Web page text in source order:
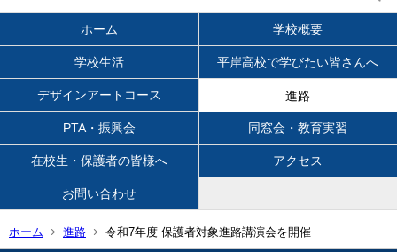
ホーム 学校概要
学校生活 平岸高校で学びたい皆さんへ
デザインアートコース 進路
PTA・振興会 同窓会・教育実習
在校生・保護者の皆様へ アクセス
お問い合わせ
ホーム 進路 令和7年度 保護者対象進路講演会を開催